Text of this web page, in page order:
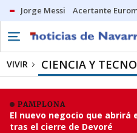
Jorge Messi Acertante
VIVIR CIENCIA Y
PAMPLONA
El nuevo negocio que abrirá
tras el cierre de Devoré